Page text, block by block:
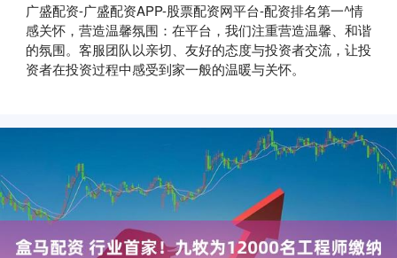
广盛配资-广盛配资APP-股票配资网平台-配资排名第一^情
感关怀，营造温馨氛围：在平台，我们注重营造温馨、和谐
的氛围。客服团队以亲切、友好的态度与投资者交流，让投
资者在投资过程中感受到家一般的温暖与关怀。